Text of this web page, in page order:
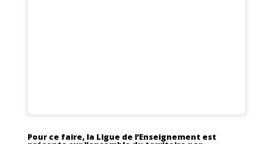
Pour ce faire, la Ligue de l’Enseignement est